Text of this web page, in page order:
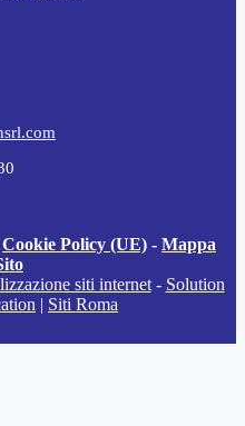
Cookie Policy (UE) - Mappa
siti internet- Solution
| Siti Roma